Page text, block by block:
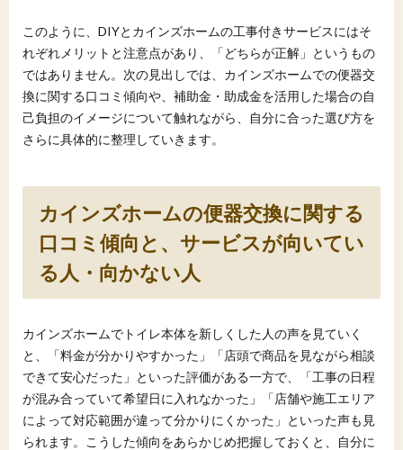
このように、DIYとカインズホームの工事付きサービスにはそ
れぞれメリットと注意点があり、「どちらが正解」というもの
ではありません。次の見出しでは、カインズホームでの便器交
換に関する口コミ傾向や、補助金・助成金を活用した場合の自
己負担のイメージについて触れながら、自分に合った選び方を
さらに具体的に整理していきます。
カインズホームの便器交換に関する
口コミ傾向と、サービスが向いてい
る人・向かない人
カインズホームでトイレ本体を新しくした人の声を見ていく
と、「料金が分かりやすかった」「店頭で商品を見ながら相談
できて安心だった」といった評価がある一方で、「工事の日程
が混み合っていて希望日に入れなかった」「店舗や施工エリア
によって対応範囲が違って分かりにくかった」といった声も見
られます。こうした傾向をあらかじめ把握しておくと、自分に